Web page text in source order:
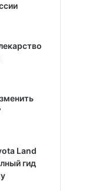
Land
гид